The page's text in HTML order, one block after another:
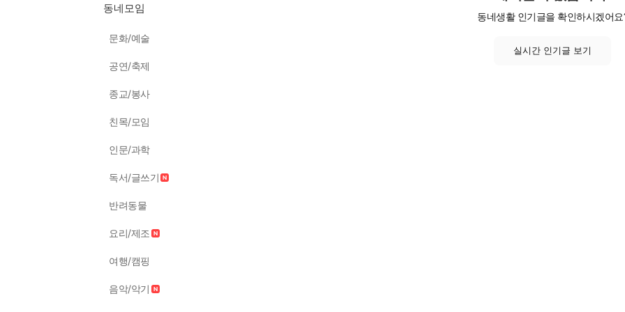
동네모임
문화/예술
공연/축제
종교/봉사
친목/모임
인문/과학
독서/글쓰기
반려동물
요리/제조
여행/캠핑
음악/악기
동네생활 인기글을 확인하시겠어요
실시간 인기글 보기